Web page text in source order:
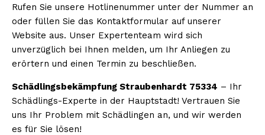
Rufen Sie unsere Hotlinenummer unter der Nummer an
oder füllen Sie das Kontaktformular auf unserer
Website aus. Unser Expertenteam wird sich
unverzüglich bei Ihnen melden, um Ihr Anliegen zu
erörtern und einen Termin zu beschließen.
Schädlingsbekämpfung Straubenhardt 75334 – Ihr
Schädlings-Experte in der Hauptstadt! Vertrauen Sie
uns Ihr Problem mit Schädlingen an, und wir werden
es für Sie lösen!